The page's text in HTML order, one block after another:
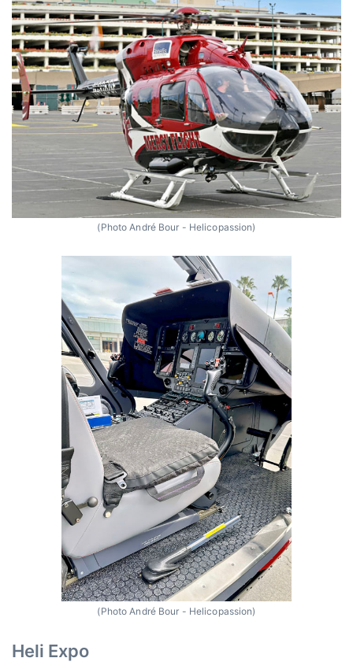
(Photo André Bour - Helicopassion)
(Photo André Bour - Helicopassion)
Heli Expo